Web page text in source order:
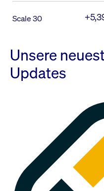
Scale 30
Unsere
Updates